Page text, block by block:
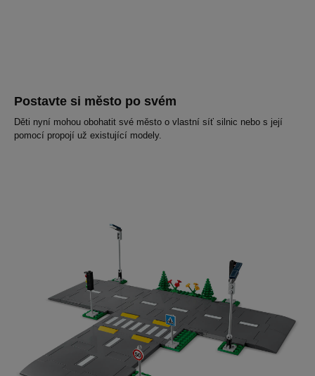
Postavte si město po svém
Děti nyní mohou obohatit své město o vlastní síť silnic nebo s její
pomocí propojí už existující modely.